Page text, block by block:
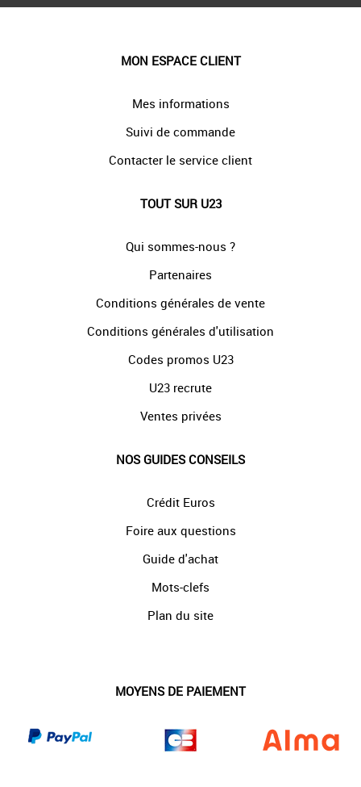
MON ESPACE CLIENT
Mes informations
Suivi de commande
Contacter le service client
TOUT SUR U23
Qui sommes-nous ?
Partenaires
Conditions générales de vente
Conditions générales d'utilisation
Codes promos U23
U23 recrute
Ventes privées
NOS GUIDES CONSEILS
Crédit Euros
Foire aux questions
Guide d'achat
Mots-clefs
Plan du site
MOYENS DE PAIEMENT